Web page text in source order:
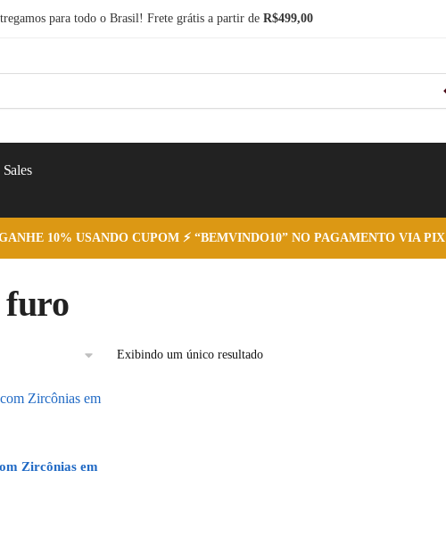
para todo o Brasil! Frete grátis a partir deR$499,00
Sales
10% USANDO CUPOM ⚡ “BEMVINDO10” NO PAGAMENTO VIA PIX
furo
Exibindo um único resultado
Zircônias em